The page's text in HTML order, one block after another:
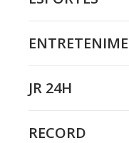
JR 24H
RECORD